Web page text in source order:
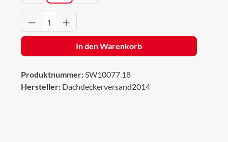
Produkt Anzahl: Gib den gewünschten
In den Warenkorb
Produktnummer:SW10077.18
Hersteller: Dachdeckerversand2014